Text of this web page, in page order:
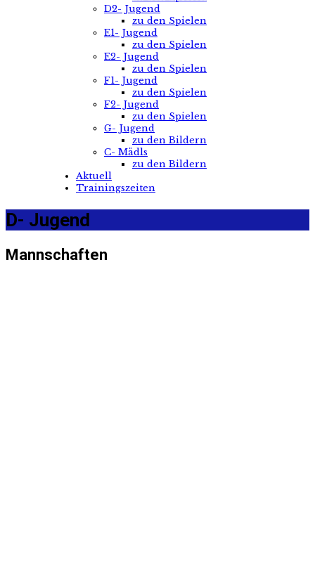
D2- Jugend
zu den Spielen
E1- Jugend
zu den Spielen
E2- Jugend
zu den Spielen
F1- Jugend
zu den Spielen
F2- Jugend
zu den Spielen
G- Jugend
zu den Bildern
C- Mädls
zu den Bildern
Aktuell
Trainingszeiten
D- Jugend
Mannschaften